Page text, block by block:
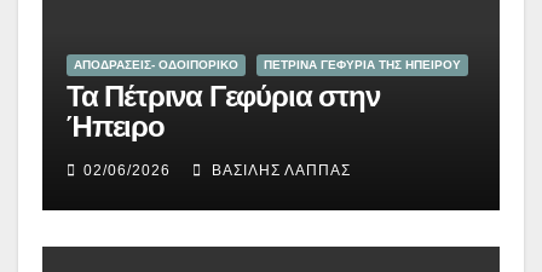
ΑΠΟΔΡΑΣΕΙΣ- ΟΔΟΙΠΟΡΙΚΟ ΠΕΤΡΙΝΑ ΓΕΦΥΡΙΑ ΤΗΣ ΗΠΕΙΡΟΥ
Τα Πέτρινα Γεφύρια στην
Ήπειρο
02/06/2026 ΒΑΣΊΛΗΣ ΛΆΠΠΑΣ